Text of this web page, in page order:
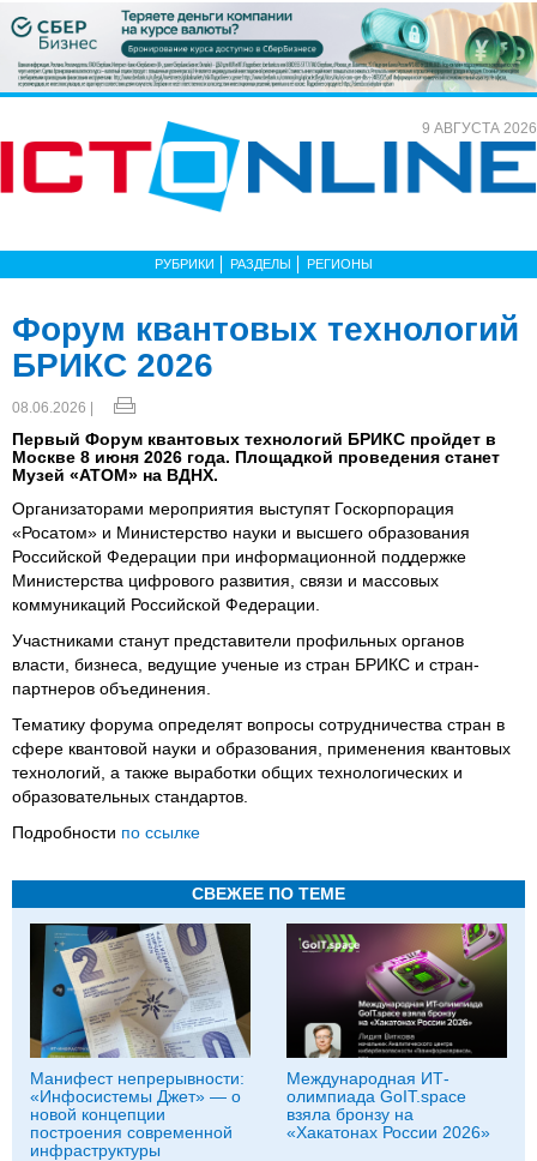
9 АВГУСТА 2026
РУБРИКИ РАЗДЕЛЫ РЕГИОНЫ
Форум квантовых технологий
БРИКС 2026
08.06.2026 |
Первый Форум квантовых технологий БРИКС пройдет в
Москве 8 июня 2026 года. Площадкой проведения станет
Музей «АТОМ» на ВДНХ.
Организаторами мероприятия выступят Госкорпорация
«Росатом» и Министерство науки и высшего образования
Российской Федерации при информационной поддержке
Министерства цифрового развития, связи и массовых
коммуникаций Российской Федерации.
Участниками станут представители профильных органов
власти, бизнеса, ведущие ученые из стран БРИКС и стран-
партнеров объединения.
Тематику форума определят вопросы сотрудничества стран в
сфере квантовой науки и образования, применения квантовых
технологий, а также выработки общих технологических и
образовательных стандартов.
Подробности по ссылке
СВЕЖЕЕ ПО ТЕМЕ
Манифест непрерывности:
«Инфосистемы Джет» — о
новой концепции
построения современной
инфраструктуры
Международная ИТ-
олимпиада GoIT.space
взяла бронзу на
«Хакатонах России 2026»